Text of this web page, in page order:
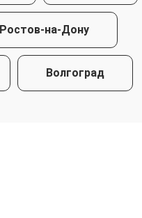
Ростов-на-Дону
Волгоград